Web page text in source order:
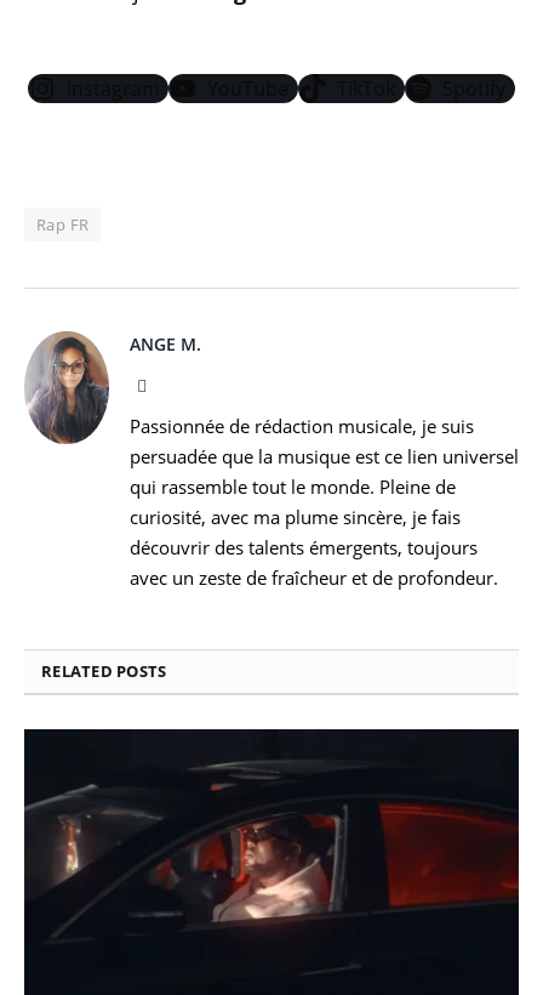
Rap FR
ANGE M.
Passionnée de rédaction musicale, je suis
persuadée que la musique est ce lien universel
qui rassemble tout le monde. Pleine de
curiosité, avec ma plume sincère, je fais
découvrir des talents émergents, toujours
avec un zeste de fraîcheur et de profondeur.
RELATED POSTS